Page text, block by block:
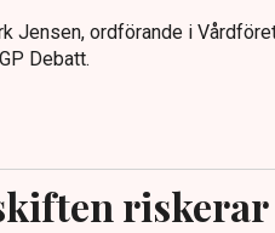
Jensen, ordförande i
Debatt.
riskerar